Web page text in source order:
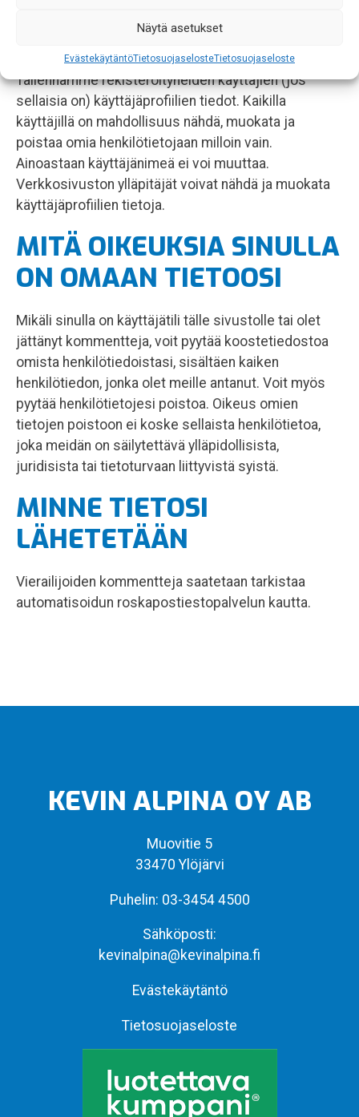
Näytä asetukset
EvästekäytäntöTietosuojaselosteTietosuojaseloste
Tallennamme rekisteröityneiden käyttäjien (jos
sellaisia on) käyttäjäprofiilien tiedot. Kaikilla
käyttäjillä on mahdollisuus nähdä, muokata ja
poistaa omia henkilötietojaan milloin vain.
Ainoastaan käyttäjänimeä ei voi muuttaa.
Verkkosivuston ylläpitäjät voivat nähdä ja muokata
käyttäjäprofiilien tietoja.
MITÄ OIKEUKSIA SINULLA
ON OMAAN TIETOOSI
Mikäli sinulla on käyttäjätili tälle sivustolle tai olet
jättänyt kommentteja, voit pyytää koostetiedostoa
omista henkilötiedoistasi, sisältäen kaiken
henkilötiedon, jonka olet meille antanut. Voit myös
pyytää henkilötietojesi poistoa. Oikeus omien
tietojen poistoon ei koske sellaista henkilötietoa,
joka meidän on säilytettävä ylläpidollisista,
juridisista tai tietoturvaan liittyvistä syistä.
MINNE TIETOSI
LÄHETETÄÄN
Vierailijoiden kommentteja saatetaan tarkistaa
automatisoidun roskapostiestopalvelun kautta.
KEVIN ALPINA OY AB
Muovitie 5
33470 Ylöjärvi
Puhelin: 03-3454 4500
Sähköposti:
kevinalpina@kevinalpina.fi
Evästekäytäntö
Tietosuojaseloste